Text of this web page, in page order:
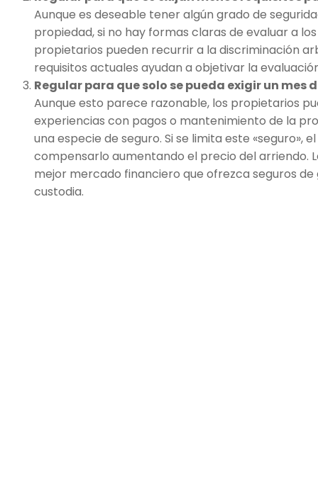
Aunque es deseable tener algún grado de
propiedad, si no hay formas claras de evaluar a
propietarios pueden recurrir a la discriminación
requisitos actuales ayudan a objetivar la
Regular para que solo se pueda exigir un mes
Aunque esto parece razonable, los propietarios
experiencias con pagos o mantenimiento de la
una especie de seguro. Si se limita este «seguro»,
compensarlo aumentando el precio del arriendo.
mejor mercado financiero que ofrezca seguros
custodia.